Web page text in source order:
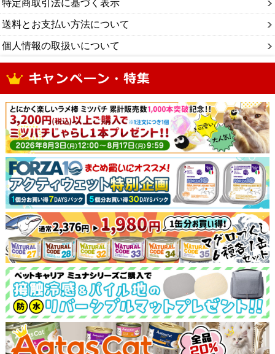
特定商取引法に基づく表示
送料とお支払い方法について
個人情報の取扱いについて